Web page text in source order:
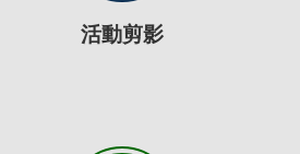
活動剪影